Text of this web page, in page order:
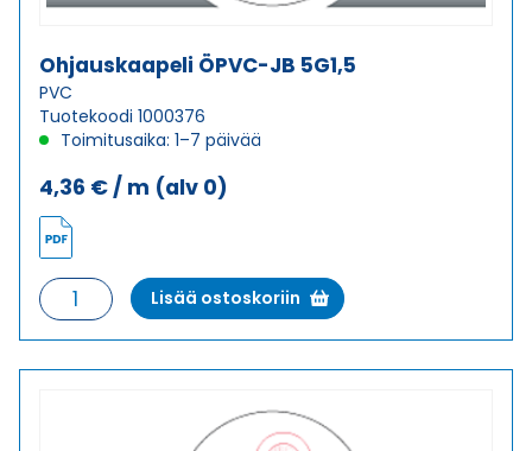
Ohjauskaapeli ÖPVC-JB 5G1,5
PVC
Tuotekoodi 1000376
Toimitusaika: 1–7 päivää
4,36 € / m (alv 0)
Ohjauskaapeli
ÖPVC-
JB
Lisää ostoskoriin